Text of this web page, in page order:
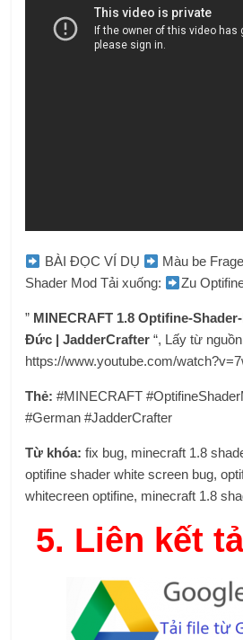
BÀI ĐỌC VÍ DỤ Màu be
Shader Mod Tải xuống:
Zu
” MINECRAFT 1.8 Optifine-
Đức | JadderCrafter “, Lấy từ
https://www.youtube.com/
Thẻ: #MINECRAFT
#German #JadderCrafter
Từ khóa: fix bug, minecraft 1.8
optifine shader white screen bug,
whitecreen optifine, minecraft 1.8
5. Liên kết